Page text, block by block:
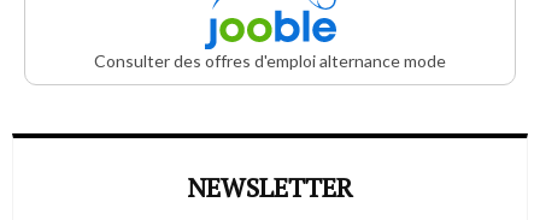
Consulter des offres d'emploi alternance mode
NEWSLETTER